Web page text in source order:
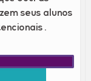
seus alunos